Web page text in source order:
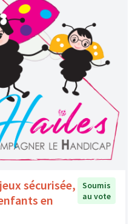
sécurisée,
en
Soumis
au vote